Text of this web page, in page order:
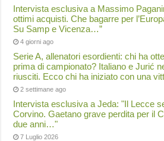
Intervista esclusiva a Massimo
ottimi acquisti. Che bagarre per
Su Samp e Vicenza…”
4 giorni ago
Serie A, allenatori esordienti: chi ha
prima di campionato? Italiano e Jurić
riusciti. Ecco chi ha iniziato con una
2 settimane ago
Intervista esclusiva a Jeda: "Il Lecce
Corvino. Gaetano grave perdita per il
due anni…"
7 Luglio 2026